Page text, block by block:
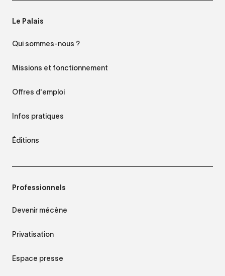
Le Palais
Qui sommes-nous ?
Missions et fonctionnement
Offres d'emploi
Infos pratiques
Éditions
Professionnels
Devenir mécène
Privatisation
Espace presse